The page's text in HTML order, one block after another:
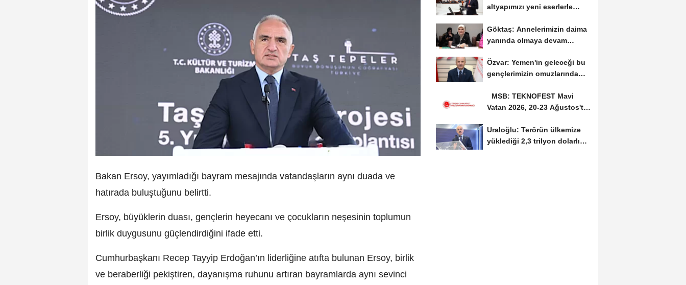
Bakan Ersoy, yayımladığı bayram mesajında vatandaşların aynı duada ve
hatırada buluştuğunu belirtti.
Ersoy, büyüklerin duası, gençlerin heyecanı ve çocukların neşesinin toplumun
birlik duygusunu güçlendirdiğini ifade etti.
Cumhurbaşkanı Recep Tayyip Erdoğan’ın liderliğine atıfta bulunan Ersoy, birlik
ve beraberliği pekiştiren, dayanışma ruhunu artıran bayramlarda aynı sevinci
altyapımızı yeni eserlerle
Göktaş: Annelerimizin daima
yanında olmaya devam
Özvar: Yemen'in geleceği bu
gençlerimizin omuzlarında
MSB: TEKNOFEST Mavi
Vatan 2026, 20-23 Ağustos'ta
Uraloğlu: Terörün ülkemize
yüklediği 2,3 trilyon dolarlık